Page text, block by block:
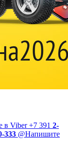
в Viber +7 391 2-
333 @Напишите